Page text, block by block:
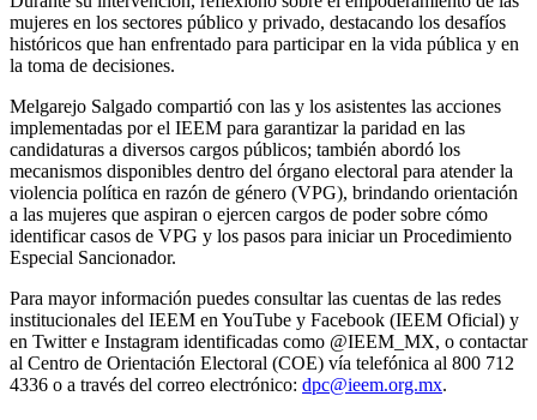
mujeres en los sectores público y privado, destacando los desafíos
históricos que han enfrentado para participar en la vida pública y en
la toma de decisiones.
Melgarejo Salgado compartió con las y los asistentes las acciones
implementadas por el IEEM para garantizar la paridad en las
candidaturas a diversos cargos públicos; también abordó los
mecanismos disponibles dentro del órgano electoral para atender la
violencia política en razón de género (VPG), brindando orientación
a las mujeres que aspiran o ejercen cargos de poder sobre cómo
identificar casos de VPG y los pasos para iniciar un Procedimiento
Especial Sancionador.
Para mayor información puedes consultar las cuentas de las redes
institucionales del IEEM en YouTube y Facebook (IEEM Oficial) y
en Twitter e Instagram identificadas como @IEEM_MX, o contactar
al Centro de Orientación Electoral (COE) vía telefónica al 800 712
4336 o a través del correo electrónico: dpc@ieem.org.mx.